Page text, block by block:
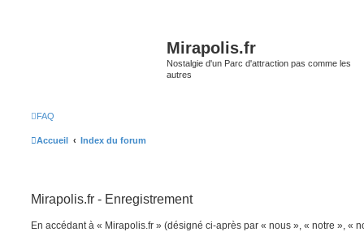
Mirapolis.fr
Nostalgie d'un Parc d'attraction pas comme les
autres
FAQ
Accueil Index du forum
Mirapolis.fr - Enregistrement
En accédant à « Mirapolis.fr » (désigné ci-après par « nous », « notre », «